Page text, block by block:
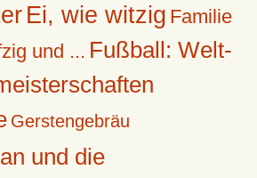
Ei, wie witzig Familie
und ... Fußball: Welt-
Gerstengebräu
und die